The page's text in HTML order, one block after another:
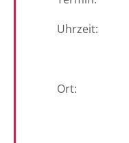
Uhrzeit:
Ort: